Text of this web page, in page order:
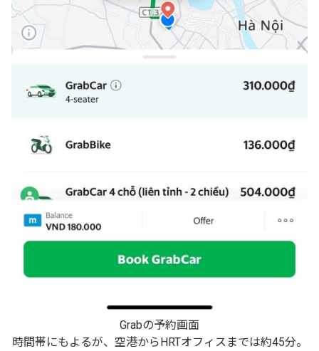
Grabの予約画面
時間帯にもよるが、空港からHRTオフィスまでは約45分。